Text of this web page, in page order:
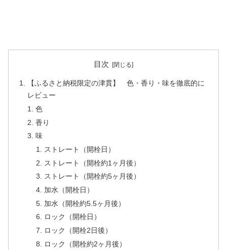
目次
【ふるさと納税限定の津貫】 色・香り・味を徹底的に
レビュー
色
香り
味
ストレート（開栓日）
ストレート（開栓約1ヶ月後）
ストレート（開栓約5ヶ月後）
加水（開栓日）
加水（開栓約5.5ヶ月後）
ロック（開栓日）
ロック（開栓2日後）
ロック（開栓約2ヶ月後）